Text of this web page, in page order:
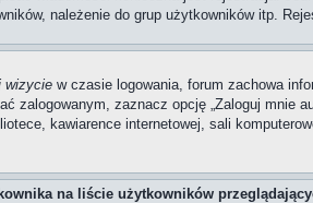
należenie do grup użytkowników itp.
wizycie w czasie logowania, forum zachowa
zalogowanym, zaznacz opcję „Zaloguj
kawiarence internetowej, sali
na liście użytkowników